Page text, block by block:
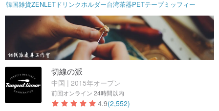
韓国雑貨ZENLET ドリンクホルダー台湾茶器PETテープミッフィー
切線の派
中国 | 2015年オープン
前回オンライン 24時間以内
4.9(2,552)